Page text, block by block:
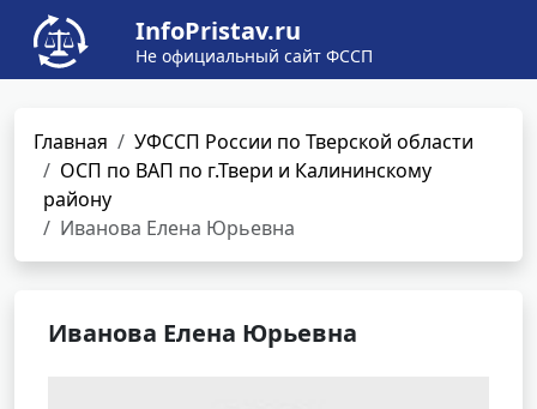
InfoPristav.ru
Не официальный сайт ФССП
Главная
УФССП России по Тверской области
ОСП по ВАП по г.Твери и Калининскому
району
Иванова Елена Юрьевна
Иванова Елена Юрьевна